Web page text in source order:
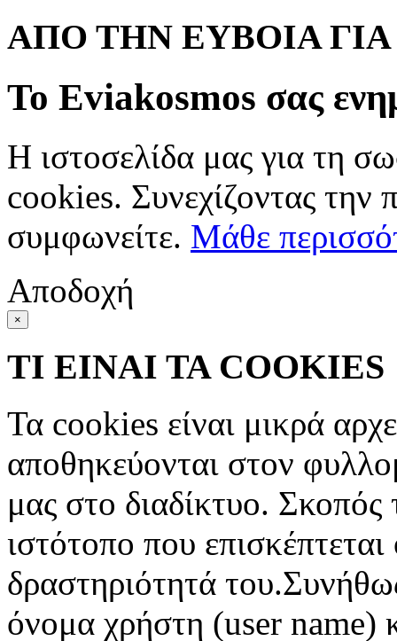
ΑΠΟ ΤΗΝ ΕΥΒΟΙΑ
Το Eviakosmos σας
Η ιστοσελίδα μας για τη
cookies. Συνεχίζοντας την
συμφωνείτε. Μάθε
Αποδοχή
×
ΤΙ ΕΙΝΑΙ ΤΑ COOKIES
Τα cookies είναι μικρά
αποθηκεύονται στον
μας στο διαδίκτυο. Σκοπός
ιστότοπο που
δραστηριότητά
όνομα χρήστη (user name)